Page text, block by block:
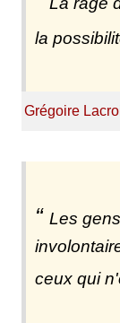
la
Grégoire
Les
ceux qui